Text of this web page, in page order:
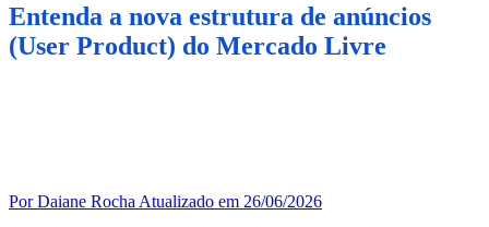
Entenda a nova estrutura de anúncios
(User Product) do Mercado Livre
Por Daiane Rocha Atualizado em 26/06/2026